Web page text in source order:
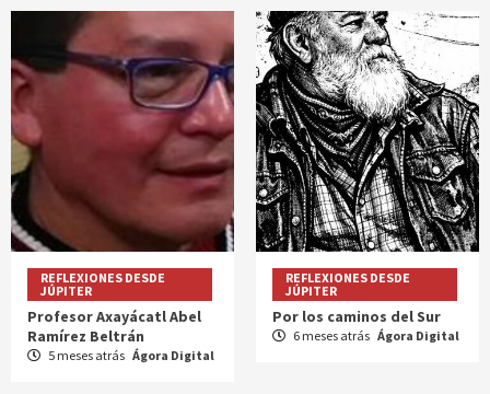
REFLEXIONES DESDE
JÚPITER
Profesor Axayácatl Abel
Ramírez Beltrán
5 meses atrás Ágora Digital
REFLEXIONES DESDE
JÚPITER
Por los caminos del Sur
6 meses atrás Ágora Digital